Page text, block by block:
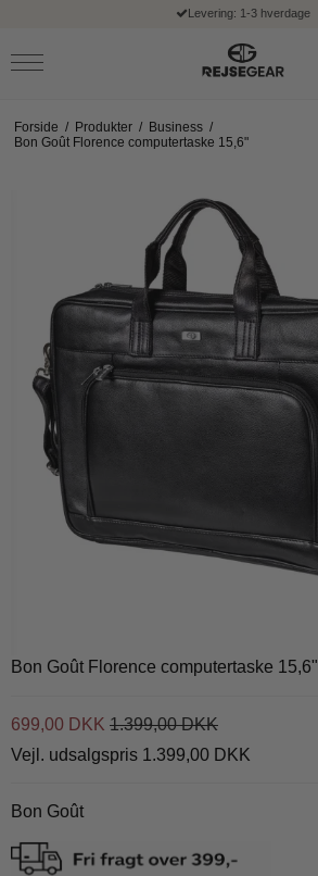
Levering: 1-3 hverdage
Forside / Produkter / Business /
Bon Goût Florence computertaske 15,6"
Bon Goût Florence computertaske 15,6"
699,00 DKK 1.399,00 DKK
Vejl. udsalgspris 1.399,00 DKK
Bon Goût